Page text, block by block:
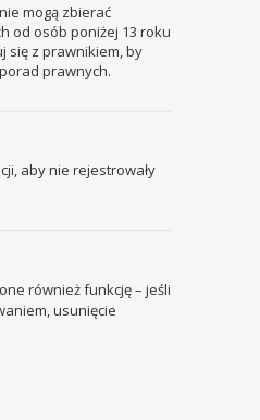
mogą zbierać
od osób poniżej 13 roku
się z prawnikiem, by
prawnych.
aby nie rejestrowały
również funkcję – jeśli
usunięcie